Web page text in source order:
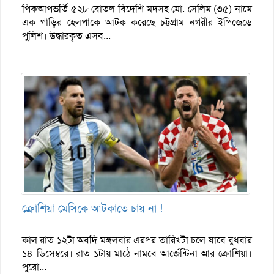
পিকআপভর্তি ৫২৮ বোতল বিদেশি মদসহ মো. সেলিম (৩৫) নামে
এক গাড়ির হেলপাকে আটক করেছে চট্টগ্রাম নগরীর ইপিজেডে
পুলিশ। উদ্ধারকৃত এসব...
ক্রোশিয়া মেসিকে আটকাতে চায় না !
কাল রাত ১২টা অবদি মঙ্গলবার এরপর তারিখটা চলে যাবে বুধবার
১৪ ডিসেম্বরে। রাত ১টায় মাঠে নামবে আর্জেন্টিনা আর ক্রোশিয়া।
পুরো...